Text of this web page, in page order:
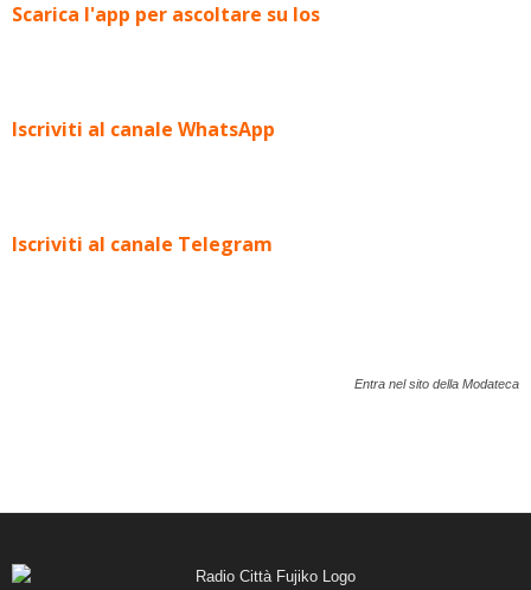
Scarica l'app per ascoltare su Ios
Iscriviti al canale WhatsApp
Iscriviti al canale Telegram
Entra nel sito della Modateca